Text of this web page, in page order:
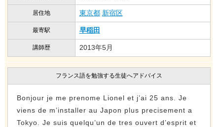
居住地 東京都 新宿区
最寄駅 早稲田
講師歴 2013年5月
フランス語を勉強する生徒へアドバイス
Bonjour je me prenome Lionel et j’ai 25 ans. Je
viens de m’installer au Japon plus precisement a
Tokyo. Je suis quelqu’un de tres ouvert d’esprit et